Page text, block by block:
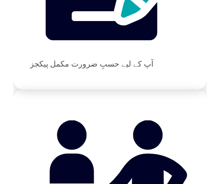
آپ کے لیے حسبِ ضرورت مکمل پیکجز